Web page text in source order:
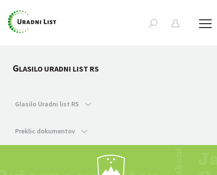
GLASILO URADNI LIST RS
Glasilo Uradni list RS
Preklic dokumentov